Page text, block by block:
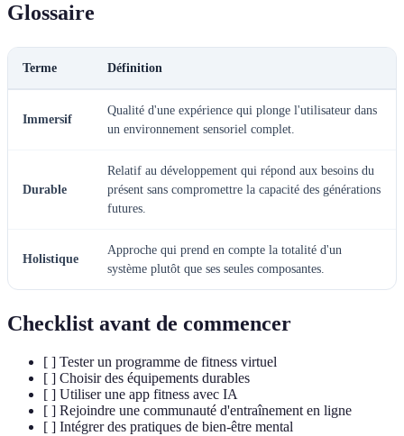
Glossaire
Terme Définition
Immersif
Qualité d'une expérience qui plonge l'utilisateur dans
un environnement sensoriel complet.
Durable
Relatif au développement qui répond aux besoins du
présent sans compromettre la capacité des générations
futures.
Holistique
Approche qui prend en compte la totalité d'un
système plutôt que ses seules composantes.
Checklist avant de commencer
[ ] Tester un programme de fitness virtuel
[ ] Choisir des équipements durables
[ ] Utiliser une app fitness avec IA
[ ] Rejoindre une communauté d'entraînement en ligne
[ ] Intégrer des pratiques de bien-être mental